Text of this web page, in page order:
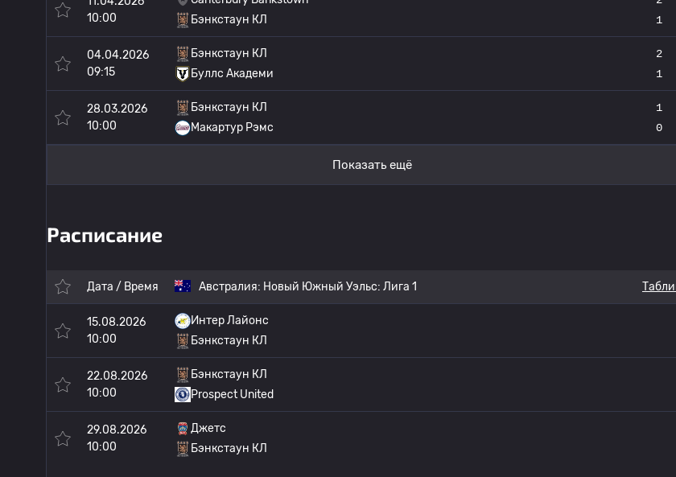
10:00
Бэнкстаун КЛ
1
04.04.2026
09:15
Бэнкстаун КЛ
Буллс Академи
2
1
28.03.2026
10:00
Бэнкстаун КЛ
Макартур Рэмс
1
0
Показать ещё
Расписание
Дата / Время Австралия: Новый Южный Уэльс: Лига 1
15.08.2026
10:00
Интер Лайонс
Бэнкстаун КЛ
22.08.2026
10:00
Бэнкстаун КЛ
Prospect United
29.08.2026
10:00
Джетс
Бэнкстаун КЛ